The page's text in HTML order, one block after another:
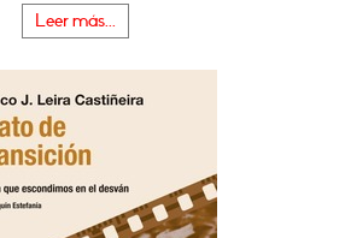
Leer más...